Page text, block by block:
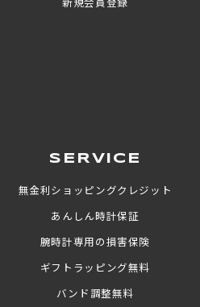
SERVICE
無金利ショッピングクレジット
あんしん時計保証
腕時計専用の損害保険
ギフトラッピング無料
バンド調整無料